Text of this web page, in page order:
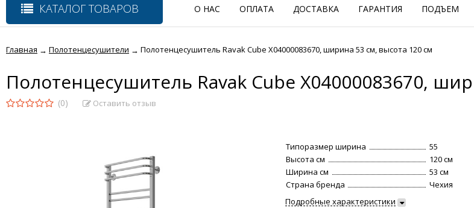
КАТАЛОГ ТОВАРОВ О НАС ОПЛАТА ДОСТАВКА ГАРАНТИЯ ПОДЪЕМ
Главная → Полотенцесушители → Полотенцесушитель Ravak Cube X04000083670, ширина 53 см, высота 120 см
Полотенцесушитель Ravak Cube X04000083670,
(0) Оставить отзыв
Типоразмер ширина
55
Высота см
120 см
Ширина см
53 см
Страна бренда
Чехия
Подробные характеристики